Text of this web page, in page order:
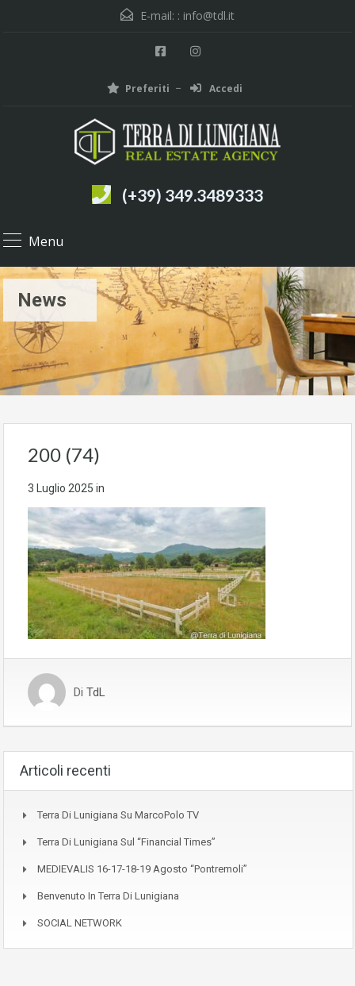
E-mail: : info@tdl.it
Preferiti Accedi
(+39) 349.3489333
Menu
News
200 (74)
3 Luglio 2025 in
Di TdL
Articoli recenti
Terra Di Lunigiana Su MarcoPolo TV
Terra Di Lunigiana Sul “Financial Times”
MEDIEVALIS 16-17-18-19 Agosto “Pontremoli”
Benvenuto In Terra Di Lunigiana
SOCIAL NETWORK